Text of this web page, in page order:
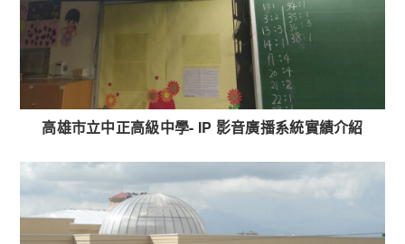
高雄市立中正高級中學- IP 影音廣播系統實績介紹